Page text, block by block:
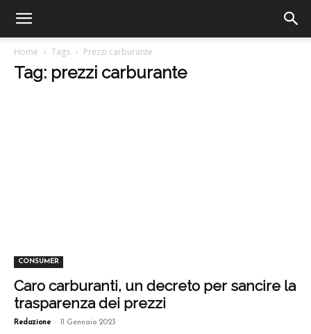
Home Tags Prezzi carburante
Tag: prezzi carburante
CONSUMER
Caro carburanti, un decreto per sancire la
trasparenza dei prezzi
Redazione - 11 Gennaio 2023